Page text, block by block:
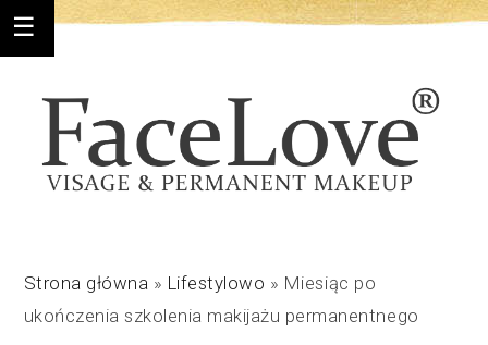
Strona główna » Lifestylowo » Miesiąc po
ukończenia szkolenia makijażu permanentnego